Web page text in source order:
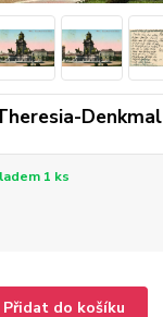
Denkmal
1 ks
Přidat do košíku